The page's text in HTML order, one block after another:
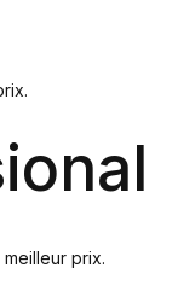
prix.